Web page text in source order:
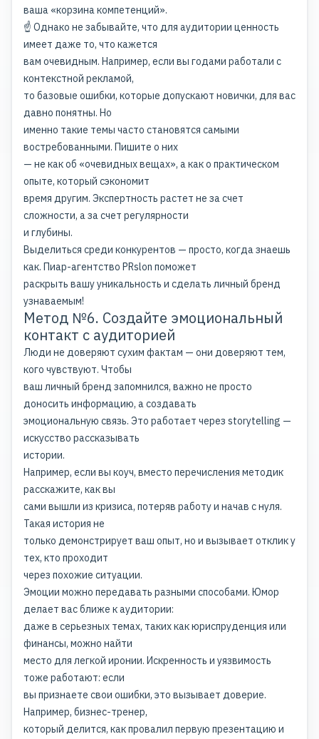
ваша «корзина компетенций».
☝️ Однако не забывайте, что для аудитории ценность
имеет даже то, что кажется
вам очевидным. Например, если вы годами работали с
контекстной рекламой,
то базовые ошибки, которые допускают новички, для вас
давно понятны. Но
именно такие темы часто становятся самыми
востребованными. Пишите о них
— не как об «очевидных вещах», а как о практическом
опыте, который сэкономит
время другим. Экспертность растет не за счет
сложности, а за счет регулярности
и глубины.
Выделиться среди конкурентов — просто, когда знаешь
как. Пиар-агентство PRslon поможет
раскрыть вашу уникальность и сделать личный бренд
узнаваемым!
Метод №6. Создайте эмоциональный
контакт с аудиторией
Люди не доверяют сухим фактам — они доверяют тем,
кого чувствуют. Чтобы
ваш личный бренд запомнился, важно не просто
доносить информацию, а создавать
эмоциональную связь. Это работает через storytelling —
искусство рассказывать
истории.
Например, если вы коуч, вместо перечисления методик
расскажите, как вы
сами вышли из кризиса, потеряв работу и начав с нуля.
Такая история не
только демонстрирует ваш опыт, но и вызывает отклик у
тех, кто проходит
через похожие ситуации.
Эмоции можно передавать разными способами. Юмор
делает вас ближе к аудитории:
даже в серьезных темах, таких как юриспруденция или
финансы, можно найти
место для легкой иронии. Искренность и уязвимость
тоже работают: если
вы признаете свои ошибки, это вызывает доверие.
Например, бизнес-тренер,
который делится, как провалил первую презентацию и